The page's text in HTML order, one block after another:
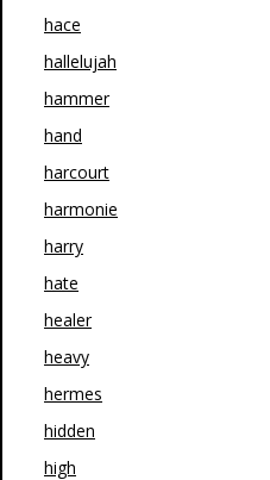
hace
hallelujah
hammer
hand
harcourt
harmonie
harry
hate
healer
heavy
hermes
hidden
high